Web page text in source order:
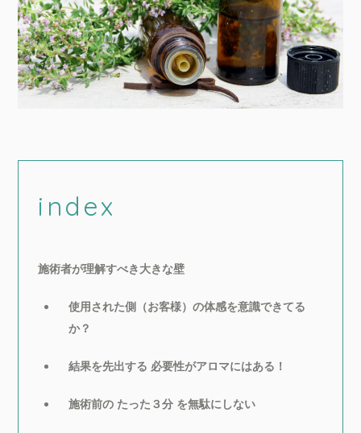
index
施術者が理解すべき大きな壁
使用された側（お客様）の体感を意識できてる
か？
結果を先出する 必要性がアロマにはある！
施術前の たった３分 を無駄にしない